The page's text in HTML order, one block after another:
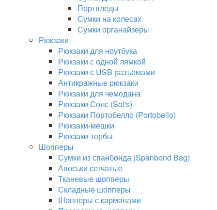
Портпледы
Сумки на колесах
Сумки органайзеры
Рюкзаки
Рюкзаки для ноутбука
Рюкзаки с одной лямкой
Рюкзаки с USB разъемами
Антикражные рюкзаки
Рюкзаки для чемодана
Рюкзаки Солс (Sol's)
Рюкзаки Портобелло (Portobello)
Рюкзаки-мешки
Рюкзаки-торбы
Шопперы
Сумки из спанбонда (Spanbond Bag)
Авоськи сетчатые
Тканевые шопперы
Складные шопперы
Шопперы с карманами